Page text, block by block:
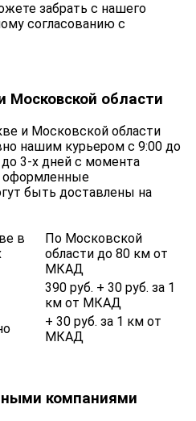
забрать с нашего
согласованию с
Московской области
и Московской области
нашим курьером с 9:00 до
3-х дней с момента
оформленные
быть доставлены на
в
По Московской
области до 80 км от
МКАД
390 руб. + 30 руб. за 1
км от МКАД
+ 30 руб. за 1 км от
МКАД
компаниями